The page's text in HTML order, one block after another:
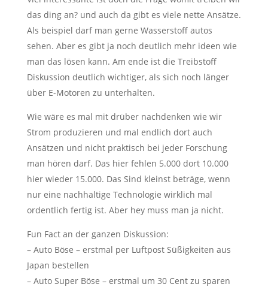
das ding an? und auch da gibt es viele nette Ansätze.
Als beispiel darf man gerne Wasserstoff autos
sehen. Aber es gibt ja noch deutlich mehr ideen wie
man das lösen kann. Am ende ist die Treibstoff
Diskussion deutlich wichtiger, als sich noch länger
über E-Motoren zu unterhalten.
Wie wäre es mal mit drüber nachdenken wie wir
Strom produzieren und mal endlich dort auch
Ansätzen und nicht praktisch bei jeder Forschung
man hören darf. Das hier fehlen 5.000 dort 10.000
hier wieder 15.000. Das Sind kleinst beträge, wenn
nur eine nachhaltige Technologie wirklich mal
ordentlich fertig ist. Aber hey muss man ja nicht.
Fun Fact an der ganzen Diskussion:
– Auto Böse – erstmal per Luftpost Süßigkeiten aus
Japan bestellen
– Auto Super Böse – erstmal um 30 Cent zu sparen